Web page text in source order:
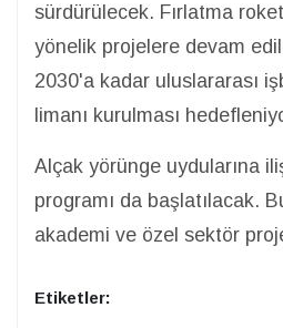
sürdürülecek. Fırlatma
yönelik projelere devam
2030'a kadar uluslararası
limanı kurulması
Alçak yörünge uydularına
programı da başlatılacak.
akademi ve özel sektör
Etiketler: